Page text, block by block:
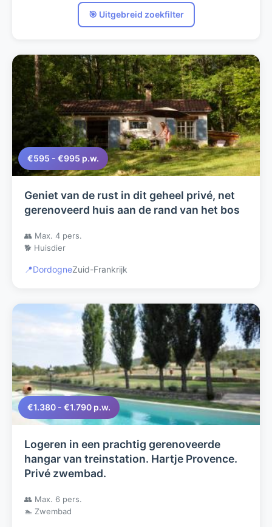
🎯 Uitgebreid zoekfilter
€595 - €995 p.w.
Geniet van de rust in dit geheel privé, net
gerenoveerd huis aan de rand van het bos
👥 Max. 4 pers.
🐕 Huisdier
📍DordogneZuid-Frankrijk
€1.380 - €1.790 p.w.
Logeren in een prachtig gerenoveerde
hangar van treinstation. Hartje Provence.
Privé zwembad.
👥 Max. 6 pers.
🏊 Zwembad